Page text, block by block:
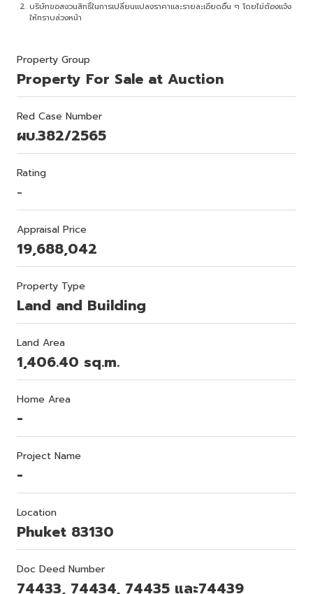
บริษัทขอสงวนสิทธิ์ในการเปลี่ยนแปลงราคาและรายละเอียดอื่น ๆ โดยไม่ต้องแจ้ง
ให้ทราบล่วงหน้า
Property Group
Property For Sale at Auction
Red Case Number
ผบ.382/2565
Rating
-
Appraisal Price
19,688,042
Property Type
Land and Building
Land Area
1,406.40 sq.m.
Home Area
-
Project Name
-
Location
Phuket 83130
Doc Deed Number
74433, 74434, 74435 และ74439